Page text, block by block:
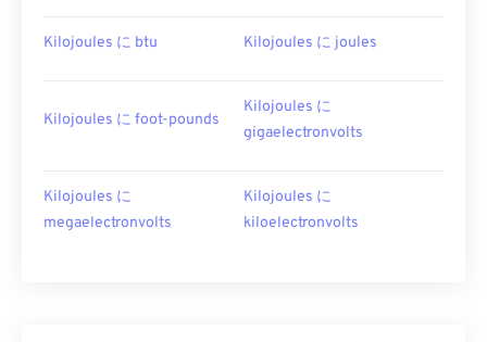
Kilojoules に btu Kilojoules に joules
Kilojoules に foot-pounds
Kilojoules に
gigaelectronvolts
Kilojoules に
megaelectronvolts
Kilojoules に
kiloelectronvolts